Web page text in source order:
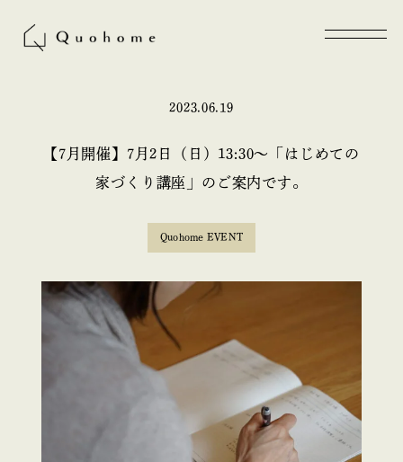
2023.06.19
【7月開催】7月2日（日）13:30〜「はじめての
家づくり講座」のご案内です。
Quohome EVENT